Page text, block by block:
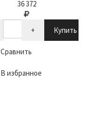
36 372
+ Купить
Сравнить
В избранное